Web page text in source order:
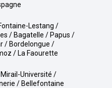
/ Bagatelle / Papus /
/ Bordelongue /
/ La Faourette
/ Bellefontaine